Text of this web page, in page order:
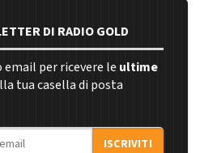
DI RADIO GOLD
per ricevere le ultime
tua casella di posta
ISCRIVITI